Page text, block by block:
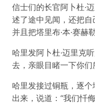
信士们的长官阿卜杜·
述了途中见闻，还把自
并且把塔里布·本·赛赫
哈里发阿卜杜·迈里克
去，亲眼目睹一下你
哈里发接过铜瓶，逐
出来，说道：“我们忏